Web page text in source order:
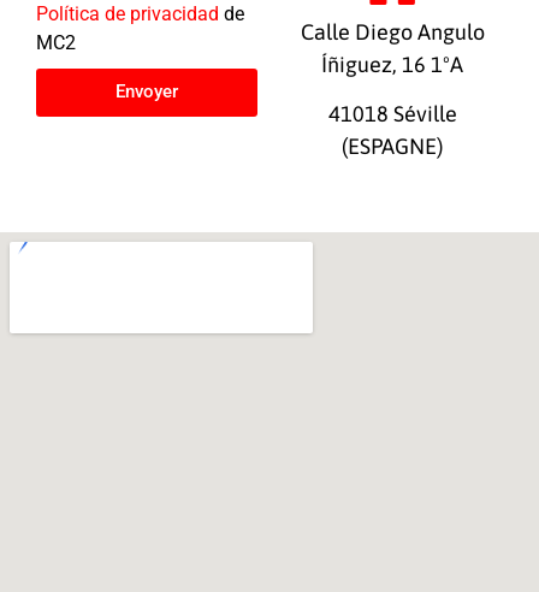
Política de privacidad de
MC2
Envoyer
Calle Diego Angulo
Íñiguez, 16 1ºA
41018 Séville
(ESPAGNE)